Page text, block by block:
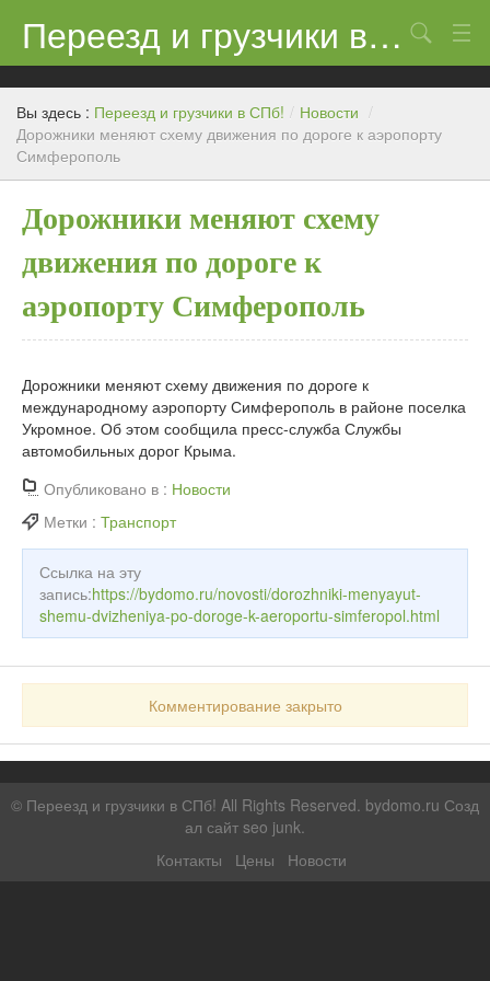
Переезд и грузчики в СПб!
Контакты
Цены
Новости
Поиск
Вы здесь : Переезд и грузчики в СПб! / Новости /
Дорожники меняют схему движения по дороге к аэропорту
Симферополь
Дорожники меняют схему
движения по дороге к
аэропорту Симферополь
Дорожники меняют схему движения по дороге к
международному аэропорту Симферополь в районе поселка
Укромное. Об этом сообщила пресс-служба Службы
автомобильных дорог Крыма.
Опубликовано в : Новости
Метки : Транспорт
Ссылка на эту
запись:https://bydomo.ru/novosti/dorozhniki-menyayut-
shemu-dvizheniya-po-doroge-k-aeroportu-simferopol.html
Комментирование закрыто
© Переезд и грузчики в СПб! All Rights Reserved. bydomo.ru Созд
ал сайт seo junk.
Контакты
Цены Новости